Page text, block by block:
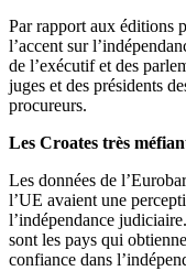
Par rapport aux éditions
l’accent sur
de l’exécutif et des
juges et des présidents
procureurs.
Les Croates très
Les données de
l’UE avaient une
l’indépendance
sont les pays qui
confiance dans